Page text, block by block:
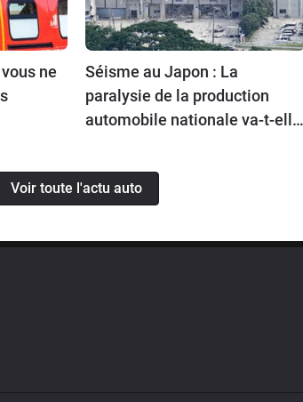
ne
Séisme au Japon : La
paralysie de la production
automobile nationale va-t-elle
Europe ?
Voir toute l'actu auto